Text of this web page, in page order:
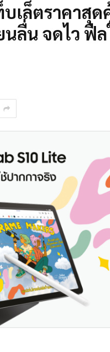
เล็ตราคาสุด
ลื่น จดไว ฟี